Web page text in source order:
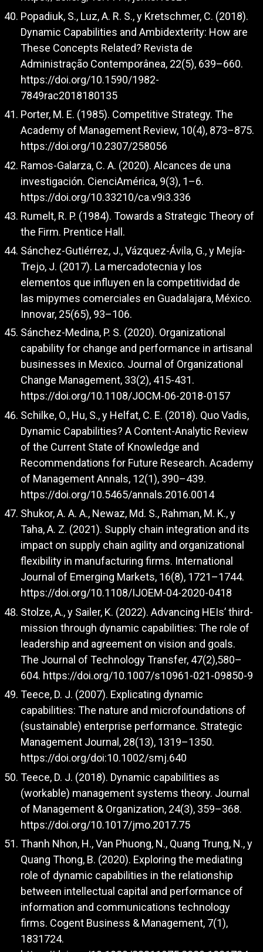
Popadiuk, S., Luz, A. R. S., y Kretschmer, C. (2018).
Dynamic Capabilities and Ambidexterity: How are
These Concepts Related? Revista de
Administração Contemporânea, 22(5), 639–660.
https://doi.org/10.1590/1982-
7849rac2018180135
Porter, M. E. (1985). Competitive Strategy. The
Academy of Management Review, 10(4), 873–875.
https://doi.org/10.2307/258056
Ramos-Galarza, C. A. (2020). Alcances de una
investigación. CienciAmérica, 9(3), 1–6.
https://doi.org/10.33210/ca.v9i3.336
Rumelt, R. P. (1984). Towards a Strategic Theory of
the Firm. Prentice Hall.
Sánchez-Gutiérrez, J., Vázquez-Ávila, G., y Mejía-
Trejo, J. (2017). La mercadotecnia y los
elementos que influyen en la competitividad de
las mipymes comerciales en Guadalajara, México.
Innovar, 25(65), 93–106.
Sánchez-Medina, P. S. (2020). Organizational
capability for change and performance in artisanal
businesses in Mexico. Journal of Organizational
Change Management, 33(2), 415-431.
https://doi.org/10.1108/JOCM-06-2018-0157
Schilke, O., Hu, S., y Helfat, C. E. (2018). Quo Vadis,
Dynamic Capabilities? A Content-Analytic Review
of the Current State of Knowledge and
Recommendations for Future Research. Academy
of Management Annals, 12(1), 390–439.
https://doi.org/10.5465/annals.2016.0014
Shukor, A. A. A., Newaz, Md. S., Rahman, M. K., y
Taha, A. Z. (2021). Supply chain integration and its
impact on supply chain agility and organizational
flexibility in manufacturing firms. International
Journal of Emerging Markets, 16(8), 1721–1744.
https://doi.org/10.1108/IJOEM-04-2020-0418
Stolze, A., y Sailer, K. (2022). Advancing HEIs’ third-
mission through dynamic capabilities: The role of
leadership and agreement on vision and goals.
The Journal of Technology Transfer, 47(2),580–
604. https://doi.org/10.1007/s10961-021-09850-9
Teece, D. J. (2007). Explicating dynamic
capabilities: The nature and microfoundations of
(sustainable) enterprise performance. Strategic
Management Journal, 28(13), 1319–1350.
https://doi.org/doi:10.1002/smj.640
Teece, D. J. (2018). Dynamic capabilities as
(workable) management systems theory. Journal
of Management & Organization, 24(3), 359–368.
https://doi.org/10.1017/jmo.2017.75
Thanh Nhon, H., Van Phuong, N., Quang Trung, N., y
Quang Thong, B. (2020). Exploring the mediating
role of dynamic capabilities in the relationship
between intellectual capital and performance of
information and communications technology
firms. Cogent Business & Management, 7(1),
1831724.